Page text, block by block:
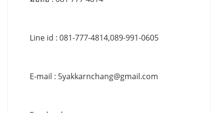
Line id : 081-777-4814,089-991-0605
E-mail : 5yakkarnchang@gmail.com